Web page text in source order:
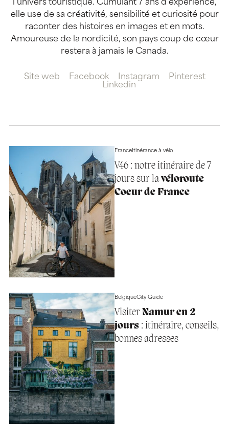
l’univers touristique. Cumulant 7 ans d’expérience,
elle use de sa créativité, sensibilité et curiosité pour
raconter des histoires en images et en mots.
Amoureuse de la nordicité, son pays coup de cœur
restera à jamais le Canada.
Site web Facebook Instagram
Pinterest
Linkedin
FranceItinérance à vélo
V46 : notre itinéraire de 7
jours sur lavéloroute
Coeur de France
BelgiqueCity Guide
Visiter Namur en 2
jours: itinéraire, conseils,
bonnes adresses